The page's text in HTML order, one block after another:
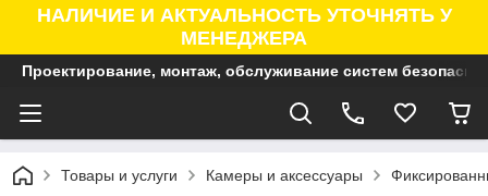
НАЛИЧИЕ И АКТУАЛЬНОСТЬ УТОЧНЯТЬ У
МЕНЕДЖЕРА
Проектирование, монтаж, обслуживание систем
Товары и услуги Камеры и аксессуары